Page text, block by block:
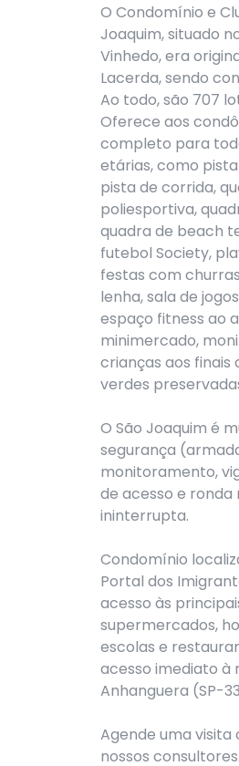
O Condomínio e
Joaquim, situado
Vinhedo, era
Lacerda, sendo
Ao todo, são 707
Oferece aos
completo para
etárias, como
pista de corrida,
poliesportiva,
quadra de beach
futebol Society,
festas com
lenha, sala de
espaço fitness ao
minimercado,
crianças aos finais
verdes
O São Joaquim é
segurança
monitoramento,
de acesso e
ininterrupta.
Condomínio
Portal dos
acesso às
supermercados,
escolas e
acesso imediato à
Anhanguera (SP-
Agende uma visita
nossos consultores.